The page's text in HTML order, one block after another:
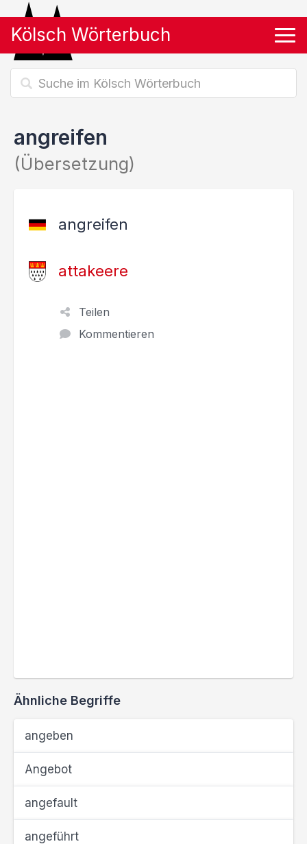
Kölsch Wörterbuch
angreifen
(Übersetzung)
angreifen
attakeere
Teilen
Kommentieren
Ähnliche Begriffe
angeben
Angebot
angefault
angeführt